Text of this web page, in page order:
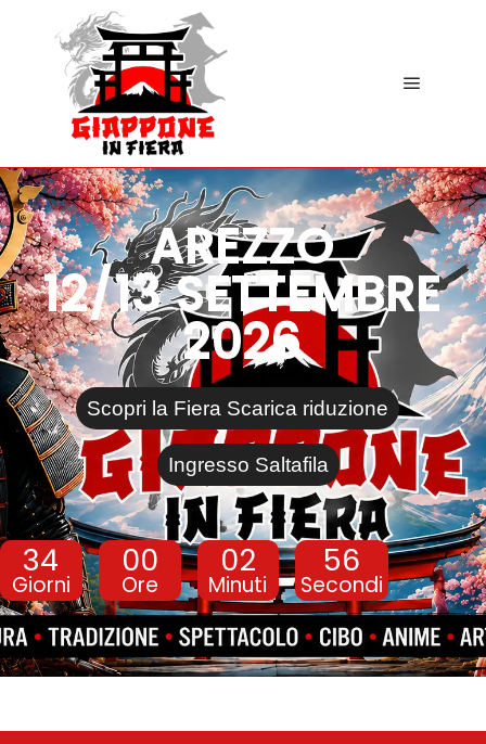
AREZZO
12/13 SETTEMBRE
2026
Scopri la Fiera Scarica riduzione
Ingresso Saltafila
34
Giorni
00
Ore
02
Minuti
55
Secondi